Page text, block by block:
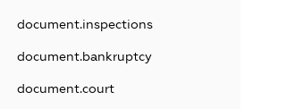
document.inspections
document.bankruptcy
document.court